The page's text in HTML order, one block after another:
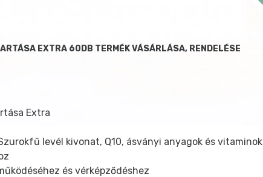
EXTRA 60DB TERMÉK VÁSÁRLÁSA, RENDELÉSE
Extra
levél kivonat, Q10, ásványi anyagok és vitaminok
és vérképződéshez